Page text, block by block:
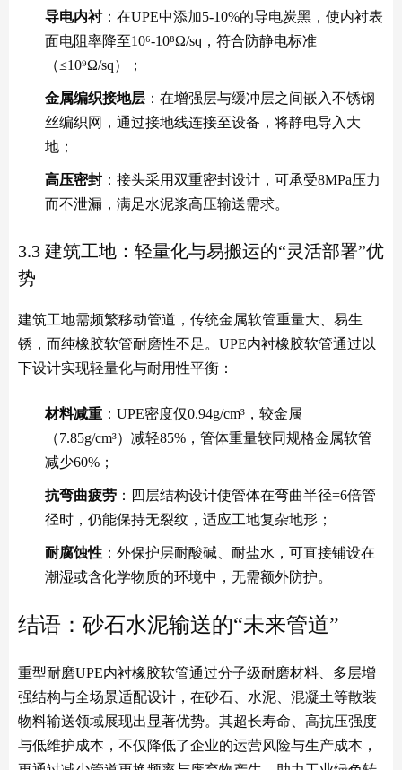
导电内衬：在UPE中添加5-10%的导电炭黑，使内衬表
面电阻率降至10⁶-10⁸Ω/sq，符合防静电标准
（≤10⁹Ω/sq）；
金属编织接地层 ：在增强层与缓冲层之间嵌入不锈钢
丝编织网，通过接地线连接至设备，将静电导入大
地；
高压密封 ：接头采用双重密封设计，可承受8MPa压力
而不泄漏，满足水泥浆高压输送需求。
3.3 建筑工地：轻量化与易搬运的“灵活部署”优
势
建筑工地需频繁移动管道，传统金属软管重量大、易生
锈，而纯橡胶软管耐磨性不足。UPE内衬橡胶软管通过以
下设计实现轻量化与耐用性平衡：
材料减重 ：UPE密度仅0.94g/cm³，较金属
（7.85g/cm³）减轻85%，管体重量较同规格金属软管
减少60%；
抗弯曲疲劳 ：四层结构设计使管体在弯曲半径=6倍管
径时，仍能保持无裂纹，适应工地复杂地形；
耐腐蚀性 ：外保护层耐酸碱、耐盐水，可直接铺设在
潮湿或含化学物质的环境中，无需额外防护。
结语：砂石水泥输送的“未来管道”
重型耐磨UPE内衬橡胶软管通过分子级耐磨材料、多层增
强结构与全场景适配设计，在砂石、水泥、混凝土等散装
物料输送领域展现出显著优势。其超长寿命、高抗压强度
与低维护成本，不仅降低了企业的运营风险与生产成本，